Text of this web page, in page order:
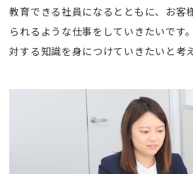
教育できる社員になるとともに、お客
られるような仕事をしていきたいです
対する知識を身につけていきたいと考